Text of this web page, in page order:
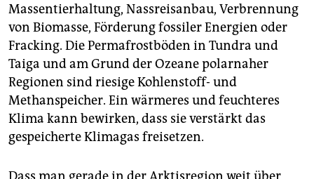
Massentierhaltung, Nassreisanbau, Verbrennung
von Biomasse, Förderung fossiler Energien oder
Fracking. Die Permafrostböden in Tundra und
Taiga und am Grund der Ozeane polarnaher
Regionen sind riesige Kohlenstoff- und
Methanspeicher. Ein wärmeres und feuchteres
Klima kann bewirken, dass sie verstärkt das
gespeicherte Klimagas freisetzen.